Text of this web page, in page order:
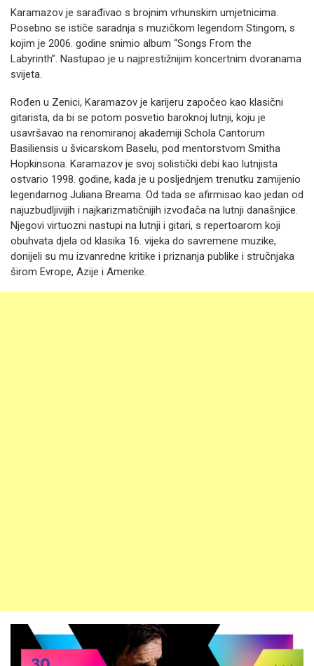
Karamazov je sarađivao s brojnim vrhunskim umjetnicima.
Posebno se ističe saradnja s muzičkom legendom Stingom, s
kojim je 2006. godine snimio album “Songs From the
Labyrinth”. Nastupao je u najprestižnijim koncertnim dvoranama
svijeta.
Rođen u Zenici, Karamazov je karijeru započeo kao klasični
gitarista, da bi se potom posvetio baroknoj lutnji, koju je
usavršavao na renomiranoj akademiji Schola Cantorum
Basiliensis u švicarskom Baselu, pod mentorstvom Smitha
Hopkinsona. Karamazov je svoj solistički debi kao lutnjista
ostvario 1998. godine, kada je u posljednjem trenutku zamijenio
legendarnog Juliana Breama. Od tada se afirmisao kao jedan od
najuzbudljivijih i najkarizmatičnijih izvođača na lutnji današnjice.
Njegovi virtuozni nastupi na lutnji i gitari, s repertoarom koji
obuhvata djela od klasika 16. vijeka do savremene muzike,
donijeli su mu izvanredne kritike i priznanja publike i stručnjaka
širom Evrope, Azije i Amerike.